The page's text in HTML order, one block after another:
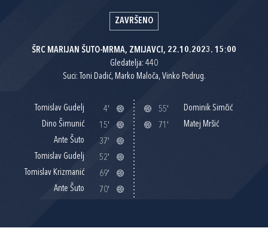
ZAVRŠENO
ŠRC MARIJAN ŠUTO-MRMA, ZMIJAVCI, 22.10.2023. 15:00
Gledatelja: 440
Suci: Toni Dadić, Marko Maloča, Vinko Podrug.
Tomislav Gudelj
4'
Dino Šimunić
15'
Ante Šuto
37'
Tomislav Gudelj
52'
Tomislav Krizmanić
69'
Ante Šuto
70'
55'
Dominik Simčić
71'
Matej Mršić